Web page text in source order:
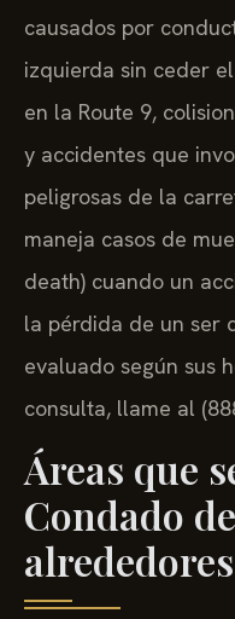
causados por
izquierda sin ceder
en la Route 9,
y accidentes que
peligrosas de la
maneja casos de
death) cuando un
la pérdida de un ser
evaluado según sus
consulta, llame al
Áreas que
Condado
alrededores